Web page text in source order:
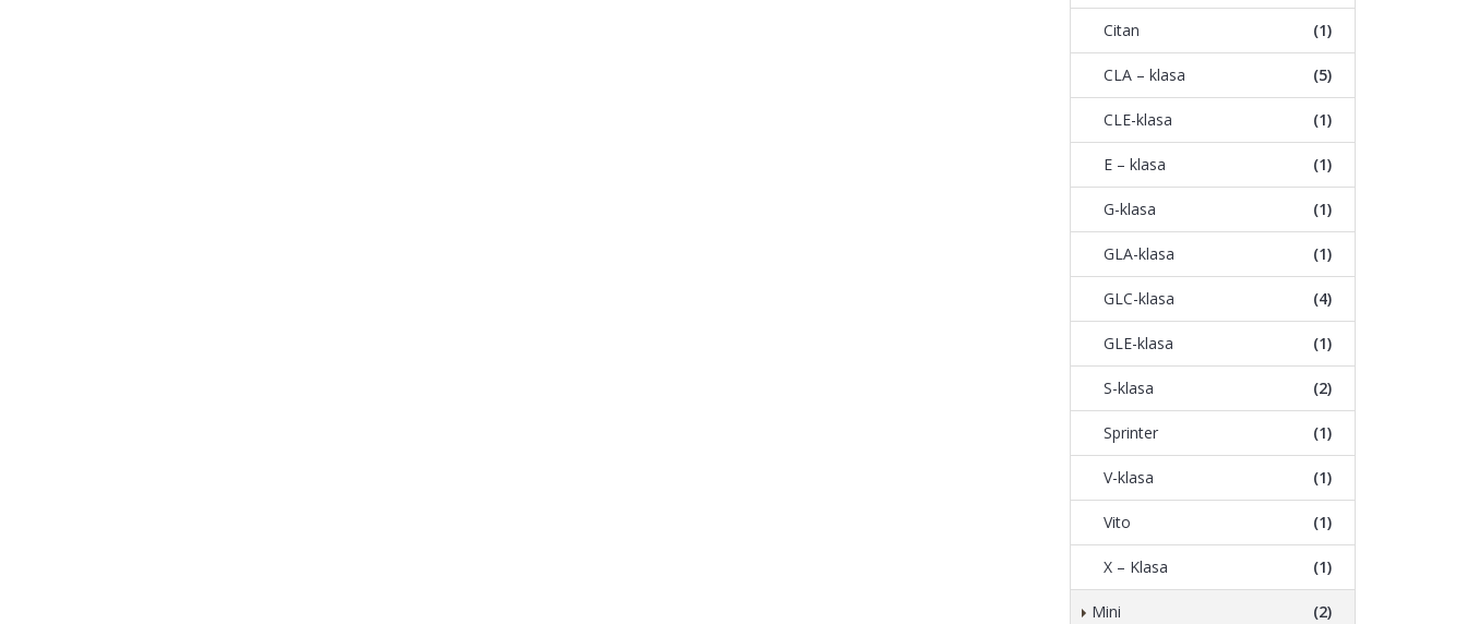
Citan (1)
CLA – klasa (5)
CLE-klasa (1)
E – klasa (1)
G-klasa (1)
GLA-klasa (1)
GLC-klasa (4)
GLE-klasa (1)
S-klasa (2)
Sprinter (1)
V-klasa (1)
Vito (1)
X – Klasa (1)
Mini (2)